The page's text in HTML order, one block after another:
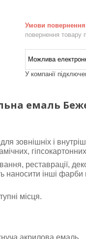
повернення товару
У компанії
емаль
зовнішніх і
реставрації,
інші фарби
місця.
акрилова емаль